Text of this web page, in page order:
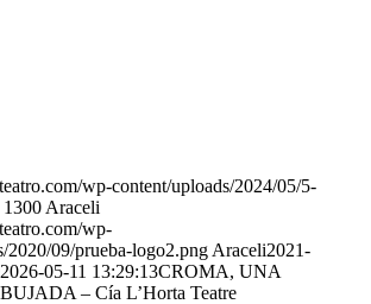
wp-content/uploads/2024/05/5-
1300 Araceli
wp-
2020/09/prueba-logo2.png Araceli2021-
2026-05-11 13:29:13CROMA, UNA
– Cía L’Horta Teatre